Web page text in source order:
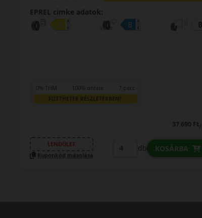
EPREL cimke adatok:
0% THM 100% online 7 perc
FIZETHETEK RÉSZLETEKBEN?
46 690 Ft
LENDÜLET
Kuponkód másolása
db KOSÁRBA